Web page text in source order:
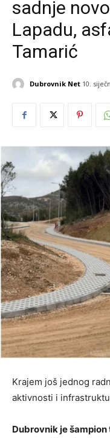
sadnje
Lapadu,
Tamarić
Dubrovnik Net 10.
Krajem još jednog
aktivnosti i
Dubrovnik je